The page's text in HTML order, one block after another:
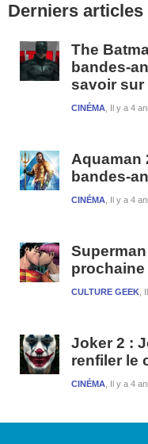
latérale
Derniers articles
The
bandes-
savoir sur
Il y a 4
CINÉMA
Aquaman
bandes-
Il y a 4
CINÉMA
prochaine
CULTURE GEEK
Joker 2 :
renfiler le
Il y a 4
CINÉMA